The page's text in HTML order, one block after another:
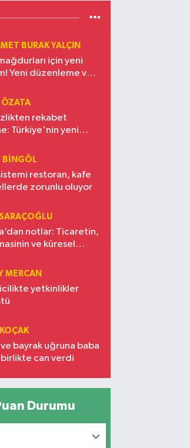
BURAK YALÇIN
için yeni
Yeni düzenleme ve
ÖZATA
rekabet
Türkiye'nin yeni
BINGÖL
restoran, kafe
zorunlu oluyor
notlar: Ticaretin,
ve küresel
yükselen gücü
MERCAN
yetkinlikler
bayrak uğruna baba
can verdi
Durumu